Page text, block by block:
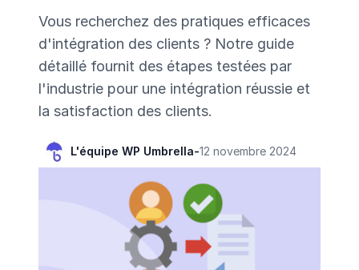
Vous recherchez des pratiques efficaces
d'intégration des clients ? Notre guide
détaillé fournit des étapes testées par
l'industrie pour une intégration réussie et
la satisfaction des clients.
L'équipe WP Umbrella-12 novembre 2024